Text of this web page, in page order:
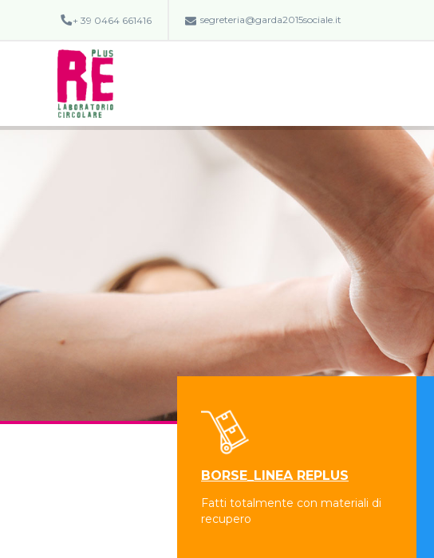
+ 39 0464 661416 segreteria@garda2015sociale.it
BORSE_LINEA REPLUS
Fatti totalmente con materiali di
recupero